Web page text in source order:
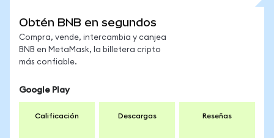
Obtén BNB en segundos
Compra, vende, intercambia y canjea
BNB en MetaMask, la billetera cripto
más confiable.
Google Play
Calificación Descargas Reseñas